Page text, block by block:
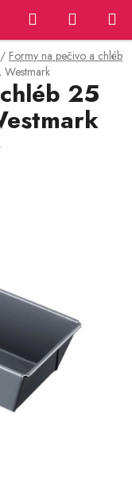
Hledat
KOŠÍK
/ Formy na pečivo a chléb
Westmark
25